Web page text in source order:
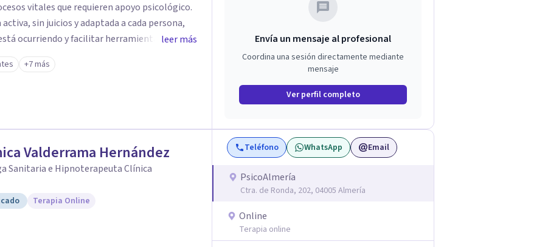
vitales que requieren apoyo psicológico.
sin juicios y adaptada a cada persona,
ocurriendo y facilitar herramientas para
La intervención se realiza en un entorno
y las necesidades de cada proceso
de confianza desde el primer contacto. El
gratuita para ayudar a dar el primer paso y
adecuado en cada caso.
leer más
+7 más
Envía un mensaje al profesional
Coordina una sesión directamente mediante
mensaje
Ver perfil completo
Valderrama Hernández
Sanitaria e Hipnoterapeuta Clínica
Terapia Online
Teléfono WhatsApp Email
PsicoAlmería
Ctra. de Ronda, 202, 04005 Almería
Online
Terapia online